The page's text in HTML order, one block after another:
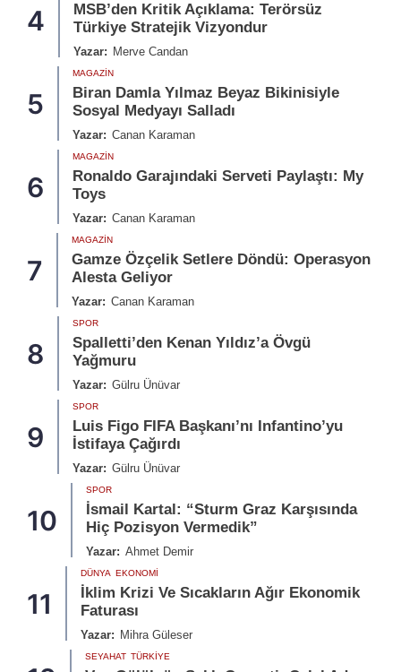
4
MSB’den Kritik Açıklama: Terörsüz
Türkiye Stratejik Vizyondur
Yazar: Merve Candan
5
MAGAZIN
Biran Damla Yılmaz Beyaz Bikinisiyle
Sosyal Medyayı Salladı
Yazar: Canan Karaman
6
MAGAZIN
Ronaldo Garajındaki Serveti Paylaştı: My
Toys
Yazar: Canan Karaman
7
MAGAZIN
Gamze Özçelik Setlere Döndü: Operasyon
Alesta Geliyor
Yazar: Canan Karaman
8
SPOR
Spalletti’den Kenan Yıldız’a Övgü
Yağmuru
Yazar: Gülru Ünüvar
9
SPOR
Luis Figo FIFA Başkanı’nı Infantino’yu
İstifaya Çağırdı
Yazar: Gülru Ünüvar
10
SPOR
İsmail Kartal: “Sturm Graz Karşısında
Hiç Pozisyon Vermedik”
Yazar: Ahmet Demir
11
DÜNYA EKONOMI
İklim Krizi Ve Sıcakların Ağır Ekonomik
Faturası
Yazar: Mihra Güleser
SEYAHAT TÜRKIYE